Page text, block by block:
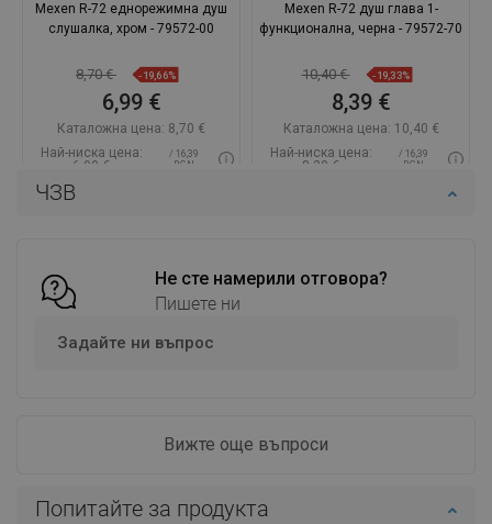
ЧЗВ
Не сте намерили отговора?
Пишете ни
Задайте ни въпрос
Вижте още въпроси
Попитайте за продукта
Mexen R-72 еднорежимна душ
слушалка, хром - 79572-00
8,70 € -19,66%
6,99 €
Каталожна цена: 8,70 €
Най-ниска цена:
6,99 €
/ 16,39
BGN
Наличност:
favorite_border Любима
Сравнете
Mexen R-72 душ глава 1-
функционална, черна - 79572-70
10,40 € -19,33%
8,39 €
Каталожна цена: 10,40 €
Най-ниска цена:
8,39 €
/ 16,39
BGN
favorite_border
Сравнете